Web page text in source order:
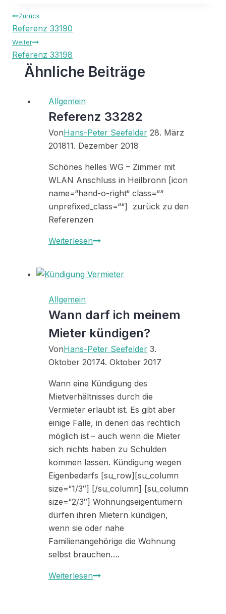
Beitragsnavigation
Zurück
Referenz 33190
Weiter
Referenz 33198
Ähnliche Beiträge
Allgemein
Referenz 33282
VonHans-Peter Seefelder 28. März
201811. Dezember 2018
Schönes helles WG – Zimmer mit
WLAN Anschluss in Heilbronn [icon
name=“hand-o-right“ class=““
unprefixed_class=““] zurück zu den
Referenzen
WeiterlesenReferenz
Allgemein
Wann darf ich meinem
Mieter kündigen?
VonHans-Peter Seefelder 3.
Oktober 20174. Oktober 2017
Wann eine Kündigung des
Mietverhältnisses durch die
Vermieter erlaubt ist. Es gibt aber
einige Fälle, in denen das rechtlich
möglich ist – auch wenn die Mieter
sich nichts haben zu Schulden
kommen lassen. Kündigung wegen
Eigenbedarfs [su_row][su_column
size=“1/3″] [/su_column] [su_column
size=“2/3″] Wohnungseigentümern
dürfen ihren Mietern kündigen,
wenn sie oder nahe
Familienangehörige die Wohnung
selbst brauchen….
WeiterlesenWann